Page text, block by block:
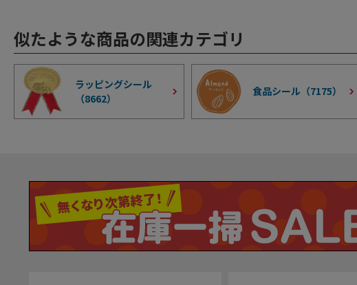
似たような商品の関連カテゴリ
ラッピングシール
（8662）
食品シール（7175）